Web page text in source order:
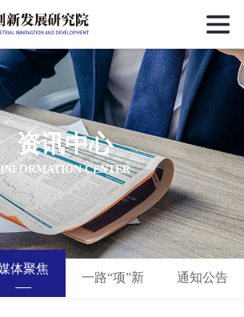
资讯中心
INFORMATION CENTER
体聚焦
一路“项”新 通知公告